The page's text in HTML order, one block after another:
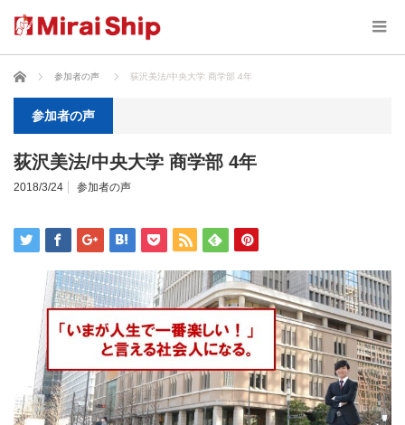
ホーム 参加者の声 荻沢美法/中央大学 商学部 4年
参加者の声
荻沢美法/中央大学 商学部 4年
2018/3/24 参加者の声